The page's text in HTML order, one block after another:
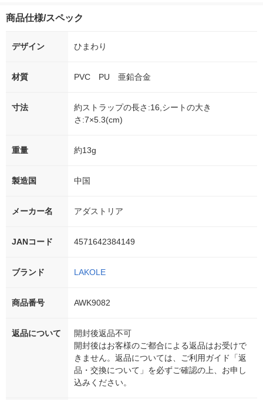
商品仕様/スペック
デザイン ひまわり
材質 PVC PU 亜鉛合金
寸法
約ストラップの長さ:16,シートの大き
さ:7×5.3(cm)
重量 約13g
製造国 中国
メーカー名 アダストリア
JANコード 4571642384149
ブランド LAKOLE
商品番号 AWK9082
返品について
開封後返品不可
開封後はお客様のご都合による返品はお受けで
きません。返品については、ご利用ガイド「返
品・交換について」を必ずご確認の上、お申し
込みください。